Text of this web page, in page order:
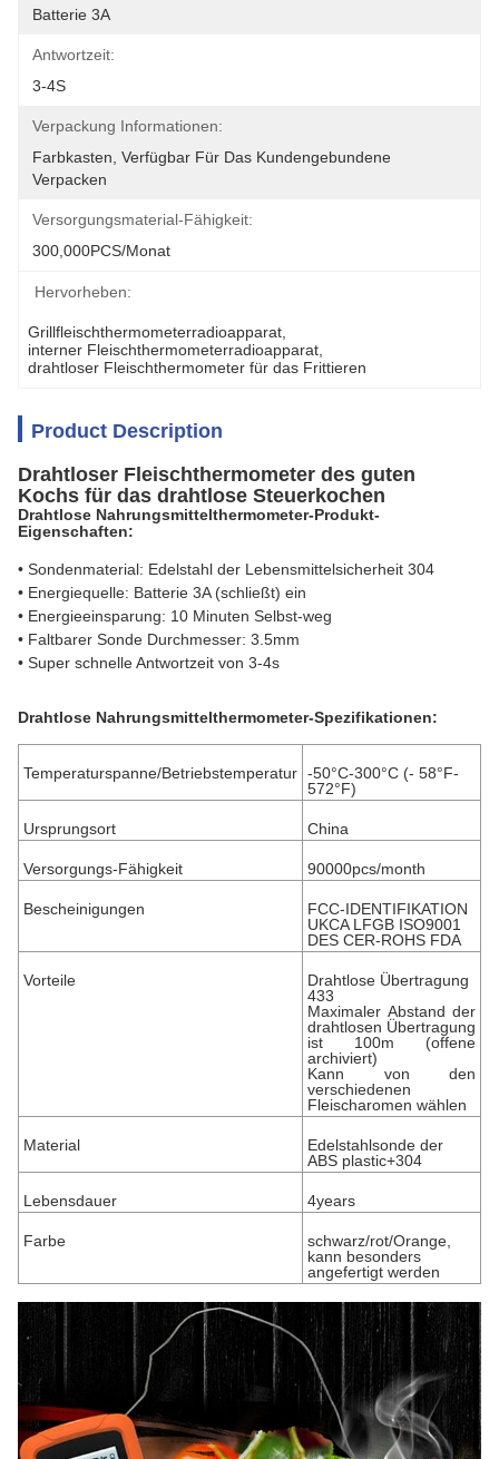
Batterie 3A
Antwortzeit:
3-4S
Verpackung Informationen:
Farbkasten, Verfügbar Für Das Kundengebundene
Verpacken
Versorgungsmaterial-Fähigkeit:
300,000PCS/Monat
Hervorheben:
Grillfleischthermometerradioapparat
interner Fleischthermometerradioapparat
drahtloser Fleischthermometer für das Frittieren
Product Description
Drahtloser Fleischthermometer des guten
Kochs für das drahtlose Steuerkochen
Drahtlose Nahrungsmittelthermometer-Produkt-
Eigenschaften:
• Sondenmaterial: Edelstahl der Lebensmittelsicherheit 304
• Energiequelle: Batterie 3A (schließt) ein
• Energieeinsparung: 10 Minuten Selbst-weg
• Faltbarer Sonde Durchmesser: 3.5mm
• Super schnelle Antwortzeit von 3-4s
Drahtlose Nahrungsmittelthermometer-Spezifikationen:
Temperaturspanne/Betriebstemperatur -50°C-300°C (- 58°F-
572°F)
Ursprungsort China
Versorgungs-Fähigkeit 90000pcs/month
Bescheinigungen
FCC-IDENTIFIKATION
UKCA LFGB ISO9001
DES CER-ROHS FDA
Vorteile
Drahtlose Übertragung
433
Maximaler Abstand der
drahtlosen Übertragung
ist 100m (offene
archiviert)
Kann von den
verschiedenen
Fleischaromen wählen
Material
Edelstahlsonde der
ABS plastic+304
Lebensdauer 4years
Farbe
schwarz/rot/Orange,
kann besonders
angefertigt werden